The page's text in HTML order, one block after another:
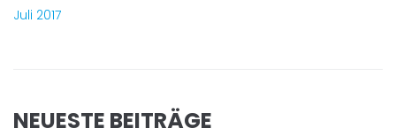
Juli 2017
NEUESTE BEITRÄGE